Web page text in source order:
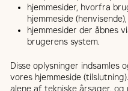
hjemmesider, hvorfra
hjemmeside (henvisende),
hjemmesider der åbnes
brugerens system.
Disse oplysninger indsamles
vores hjemmeside
alene af tekniske årsager,